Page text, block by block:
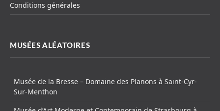
Conditions générales
MUSÉES ALÉATOIRES
Musée de la Bresse – Domaine des Planons à Saint-Cyr-
Sur-Menthon